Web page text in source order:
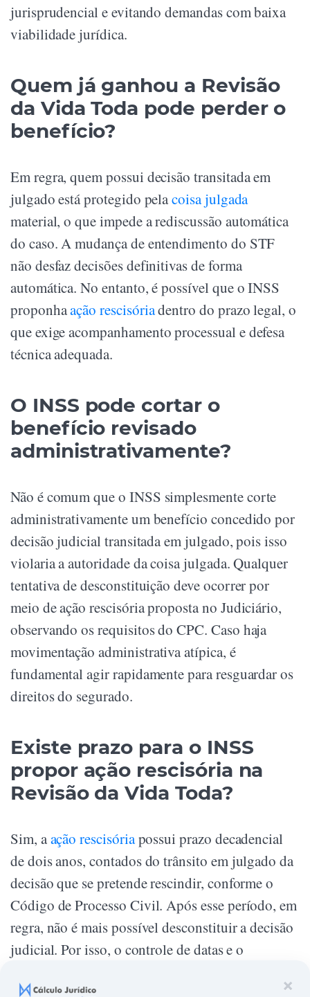
×
jurisprudencial e evitando demandas com baixa
viabilidade jurídica.
Quem já ganhou a Revisão
da Vida Toda pode perder o
benefício?
Em regra, quem possui decisão transitada em
julgado está protegido pelacoisa julgada
material, o que impede a rediscussão automática
do caso. A mudança de entendimento do STF
não desfaz decisões definitivas de forma
automática. No entanto, é possível que o INSS
proponhaação rescisóriadentro do prazo legal, o
que exige acompanhamento processual e defesa
técnica adequada.
O INSS pode cortar o
benefício revisado
administrativamente?
Não é comum que o INSS simplesmente corte
administrativamente um benefício concedido por
decisão judicial transitada em julgado, pois isso
violaria a autoridade da coisa julgada. Qualquer
tentativa de desconstituição deve ocorrer por
meio de ação rescisória proposta no Judiciário,
observando os requisitos do CPC. Caso haja
movimentação administrativa atípica, é
fundamental agir rapidamente para resguardar os
direitos do segurado.
Existe prazo para o INSS
propor ação rescisória na
Revisão da Vida Toda?
Sim, aação rescisóriapossui prazo decadencial
de dois anos, contados do trânsito em julgado da
decisão que se pretende rescindir, conforme o
Código de Processo Civil. Após esse período, em
regra, não é mais possível desconstituir a decisão
judicial. Por isso, o controle de datas e o